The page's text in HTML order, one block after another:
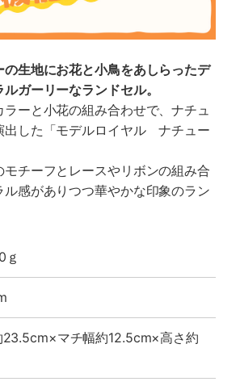
生地にお花と小鳥をあしらったデ
ガーリーなランドセル。
ーと小花の組み合わせで、ナチュ
出した「モデルロイヤル ナチュー
チーフとレースやリボンの組み合
感がありつつ華やかな印象のラン
ｇ
23.5cm×マチ幅約12.5cm×高さ約